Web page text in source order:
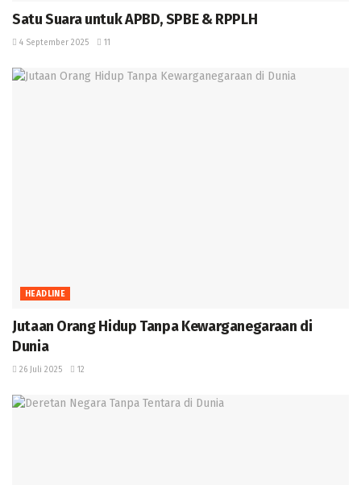
Satu Suara untuk APBD, SPBE & RPPLH
4 September 2025 11
HEADLINE
Jutaan Orang Hidup Tanpa Kewarganegaraan di
Dunia ‎
26 Juli 2025 12